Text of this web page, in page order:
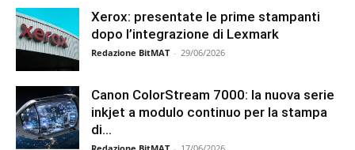
Xerox: presentate le prime stampanti
dopo l’integrazione di Lexmark
Redazione BitMAT - 29/06/2026
Canon ColorStream 7000: la nuova serie
inkjet a modulo continuo per la stampa
di...